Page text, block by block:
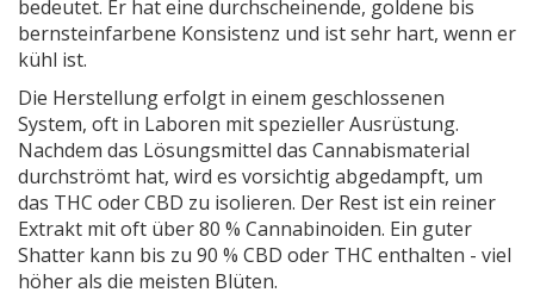
bedeutet. Er hat eine durchscheinende, goldene bis
bernsteinfarbene Konsistenz und ist sehr hart, wenn er
kühl ist.
Die Herstellung erfolgt in einem geschlossenen
System, oft in Laboren mit spezieller Ausrüstung.
Nachdem das Lösungsmittel das Cannabismaterial
durchströmt hat, wird es vorsichtig abgedampft, um
das THC oder CBD zu isolieren. Der Rest ist ein reiner
Extrakt mit oft über 80 % Cannabinoiden. Ein guter
Shatter kann bis zu 90 % CBD oder THC enthalten - viel
höher als die meisten Blüten.